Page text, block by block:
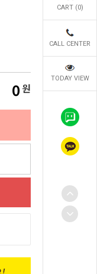
CART (0)
CALL CENTER
TODAY VIEW
0 원